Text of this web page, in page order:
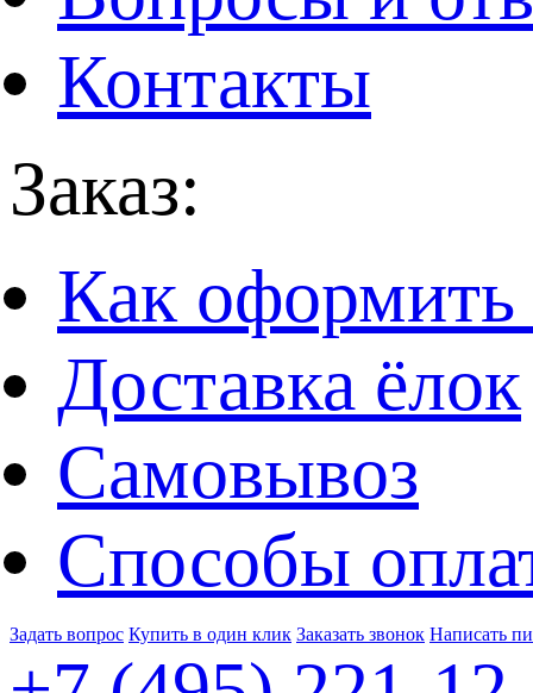
Контакты
Заказ:
Как оформить
Доставка ёлок
Самовывоз
Способы
Задать вопрос Купить в один клик Заказать звонок Написать